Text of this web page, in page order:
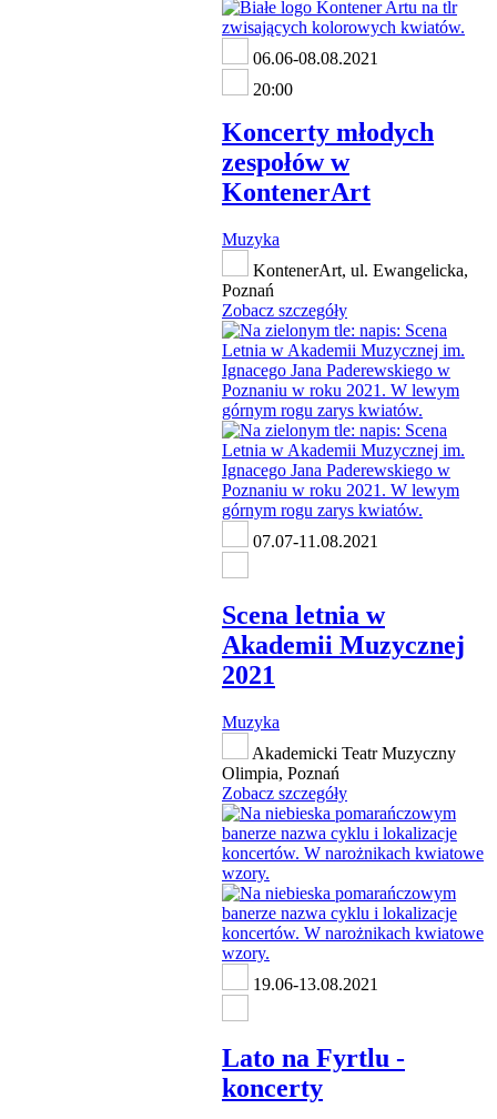
06.06-08.08.2021
20:00
Koncerty młodych
zespołów w
KontenerArt
Muzyka
KontenerArt, ul. Ewangelicka,
Poznań
Zobacz szczegóły
07.07-11.08.2021
Scena letnia w
Akademii Muzycznej
2021
Muzyka
Akademicki Teatr Muzyczny
Olimpia, Poznań
Zobacz szczegóły
19.06-13.08.2021
Lato na Fyrtlu -
koncerty